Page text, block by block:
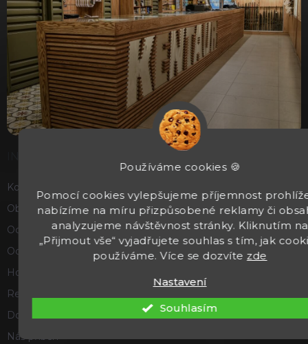
Používáme cookies 🍪
Pomocí cookies vylepšujeme příjemnost
nabízíme na míru přizpůsobené reklamy či
analyzujeme návštěvnost stránky. Kliknutím na
„Přijmout vše“ vyjadřujete souhlas s tím, jak
používáme. Více se dozvíte zde
Nastavení
Souhlasím
Kontakty
Obchodní podmínky
Ochrana osobních údajů
Odstoupení od smlouvy
Hodnocení obchodu
Reklamace a vrácení zboží
Doprava a platba
Náš příběh